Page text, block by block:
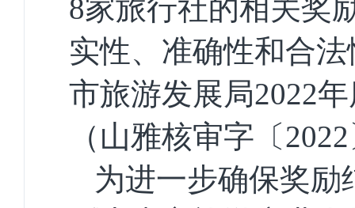
8家旅行社的相关奖
实性、准确性和合
市旅游发展局2022
（山雅核审字〔
为进一步确保奖